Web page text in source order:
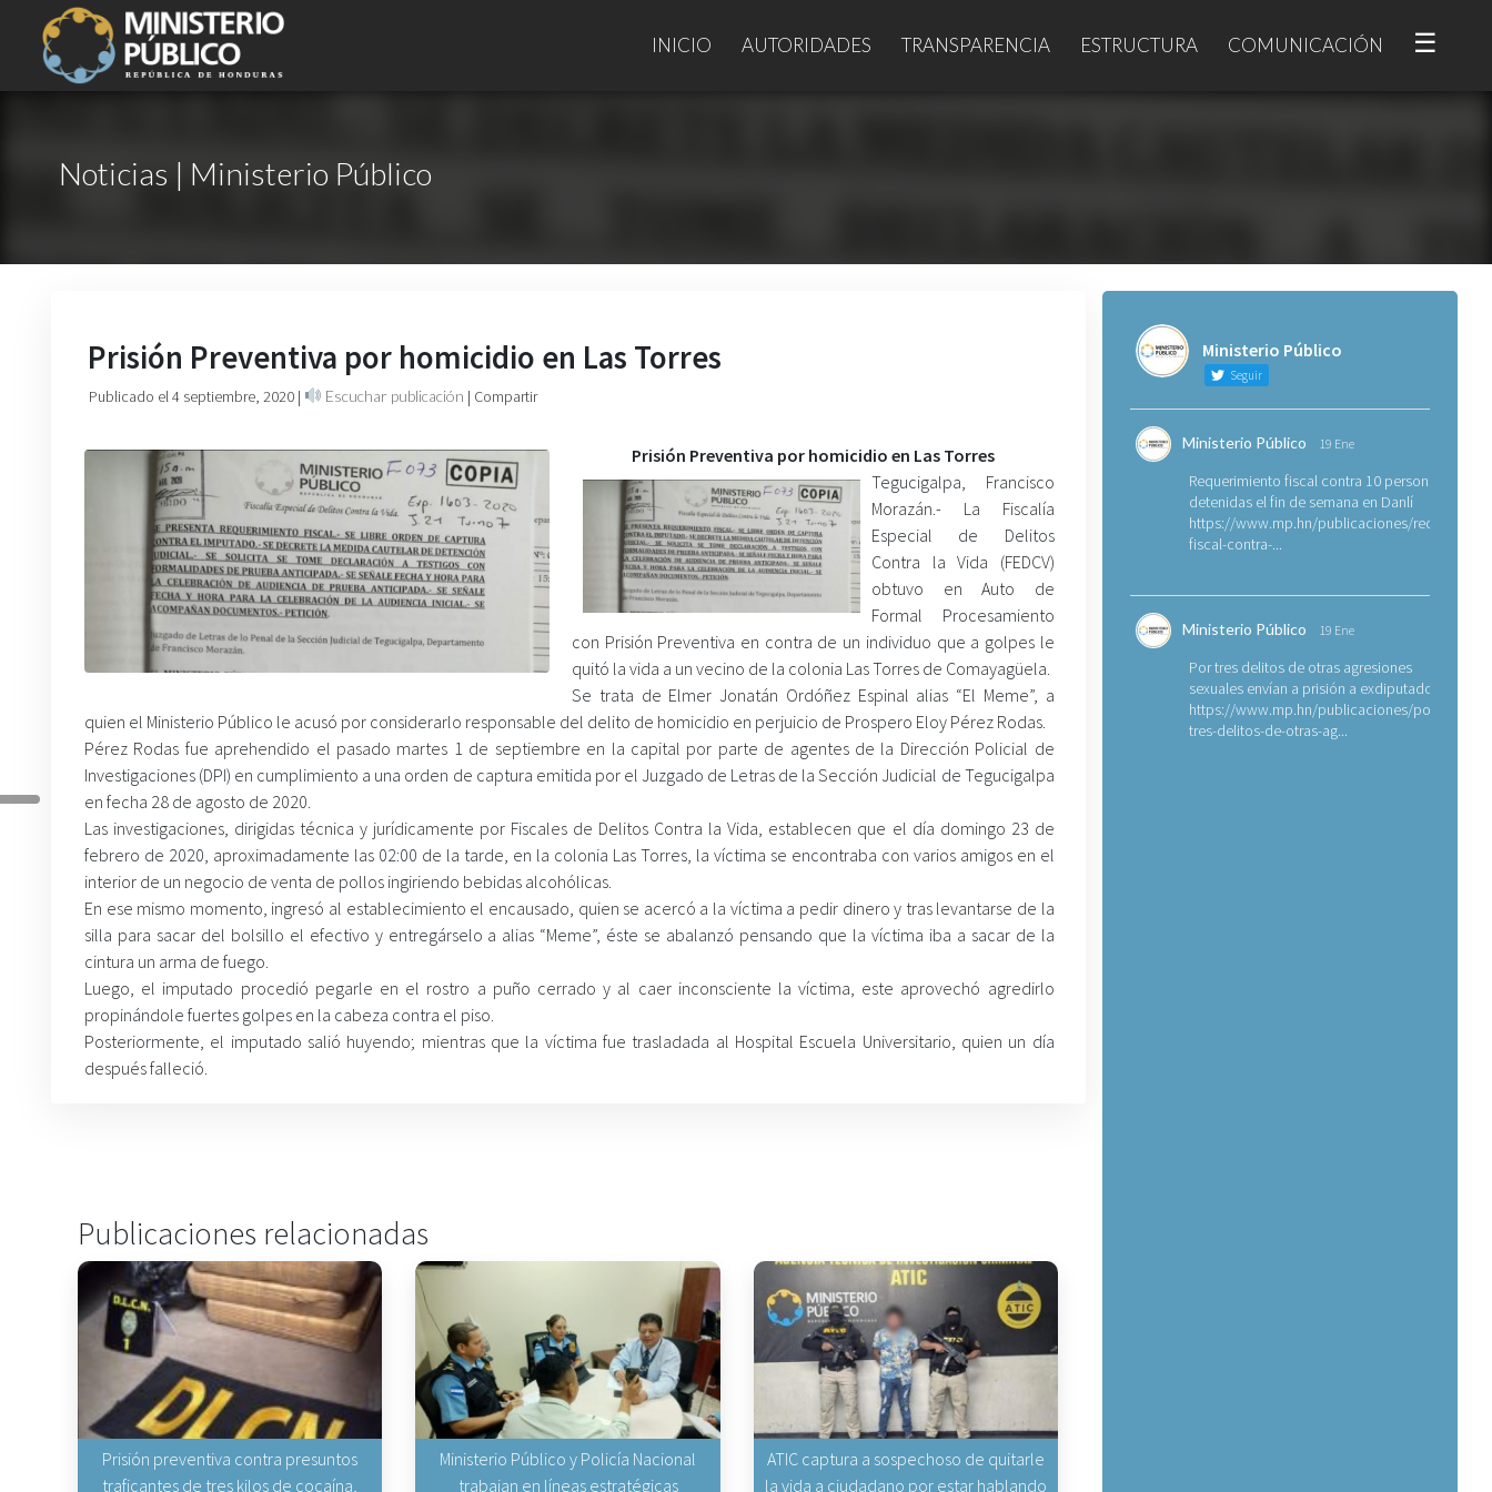
INICIO AUTORIDADES TRANSPARENCIA ESTRUCTURA COMUNICACIÓN ☰
Noticias | Ministerio Público
Prisión Preventiva por homicidio en Las Torres
Publicado el 4 septiembre, 2020 | Escuchar publicación | Compartir
Prisión Preventiva por homicidio en Las Torres
Tegucigalpa, Francisco
Morazán.- La Fiscalía
Especial de Delitos
Contra la Vida (FEDCV)
obtuvo en Auto de
Formal Procesamiento
con Prisión Preventiva en contra de un individuo que a golpes le
quitó la vida a un vecino de la colonia Las Torres de Comayagüela.
Se trata de Elmer Jonatán Ordóñez Espinal alias “El Meme”, a
quien el Ministerio Público le acusó por considerarlo responsable del delito de homicidio en perjuicio de Prospero Eloy Pérez Rodas.
Pérez Rodas fue aprehendido el pasado martes 1 de septiembre en la capital por parte de agentes de la Dirección Policial de
Investigaciones (DPI) en cumplimiento a una orden de captura emitida por el Juzgado de Letras de la Sección Judicial de Tegucigalpa
en fecha 28 de agosto de 2020.
Las investigaciones, dirigidas técnica y jurídicamente por Fiscales de Delitos Contra la Vida, establecen que el día domingo 23 de
febrero de 2020, aproximadamente las 02:00 de la tarde, en la colonia Las Torres, la víctima se encontraba con varios amigos en el
interior de un negocio de venta de pollos ingiriendo bebidas alcohólicas.
En ese mismo momento, ingresó al establecimiento el encausado, quien se acercó a la víctima a pedir dinero y tras levantarse de la
silla para sacar del bolsillo el efectivo y entregárselo a alias “Meme”, éste se abalanzó pensando que la víctima iba a sacar de la
cintura un arma de fuego.
Luego, el imputado procedió pegarle en el rostro a puño cerrado y al caer inconsciente la víctima, este aprovechó agredirlo
propinándole fuertes golpes en la cabeza contra el piso.
Posteriormente, el imputado salió huyendo; mientras que la víctima fue trasladada al Hospital Escuela Universitario, quien un día
después falleció.
Publicaciones relacionadas
Prisión preventiva contra presuntos
traficantes de tres kilos de cocaína,
Ministerio Público y Policía Nacional
trabajan en líneas estratégicas
ATIC captura a sospechoso de quitarle
la vida a ciudadano por estar hablando
Ministerio Público
Seguir
Ministerio Público 19 Ene
Requerimiento fiscal contra 10 personas
detenidas el fin de semana en Danlí
https://www.mp.hn/publicaciones/
fiscal-contra-...
Ministerio Público 19 Ene
Por tres delitos de otras agresiones
sexuales envían a prisión a exdiputado
https://www.mp.hn/publicaciones/por-
tres-delitos-de-otras-ag...